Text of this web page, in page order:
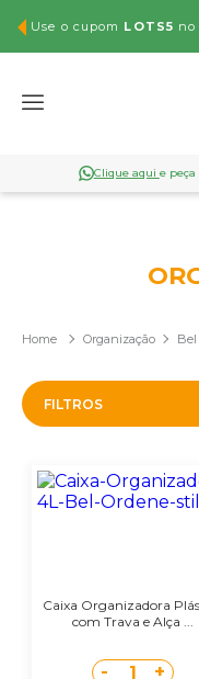
Use o cupom LOTS5
Clique aqui e
Organização Bel
FILTROS
Caixa Organizadora
com Trava e Alça ...
- 1 +